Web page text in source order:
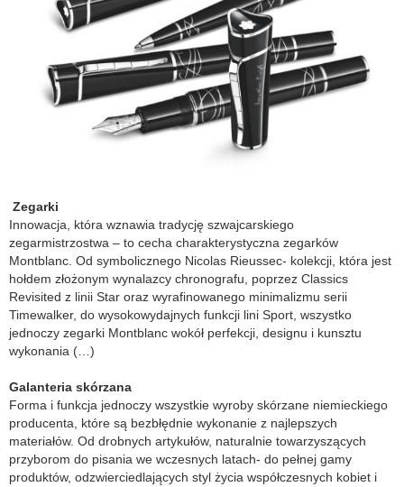
Zegarki
Innowacja, która wznawia tradycję szwajcarskiego
zegarmistrzostwa – to cecha charakterystyczna zegarków
Montblanc. Od symbolicznego Nicolas Rieussec- kolekcji, która jest
hołdem złożonym wynalazcy chronografu, poprzez Classics
Revisited z linii Star oraz wyrafinowanego minimalizmu serii
Timewalker, do wysokowydajnych funkcji lini Sport, wszystko
jednoczy zegarki Montblanc wokół perfekcji, designu i kunsztu
wykonania (…)
Galanteria skórzana
Forma i funkcja jednoczy wszystkie wyroby skórzane niemieckiego
producenta, które są bezbłędnie wykonanie z najlepszych
materiałów. Od drobnych artykułów, naturalnie towarzyszących
przyborom do pisania we wczesnych latach- do pełnej gamy
produktów, odzwierciedlających styl życia współczesnych kobiet i